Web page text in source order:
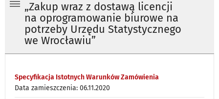
„Zakup wraz z dostawą licencji
na oprogramowanie biurowe na
potrzeby Urzędu Statystycznego
we Wrocławiu”
Specyfikacja Istotnych Warunków Zamówienia
Data zamieszczenia: 06.11.2020